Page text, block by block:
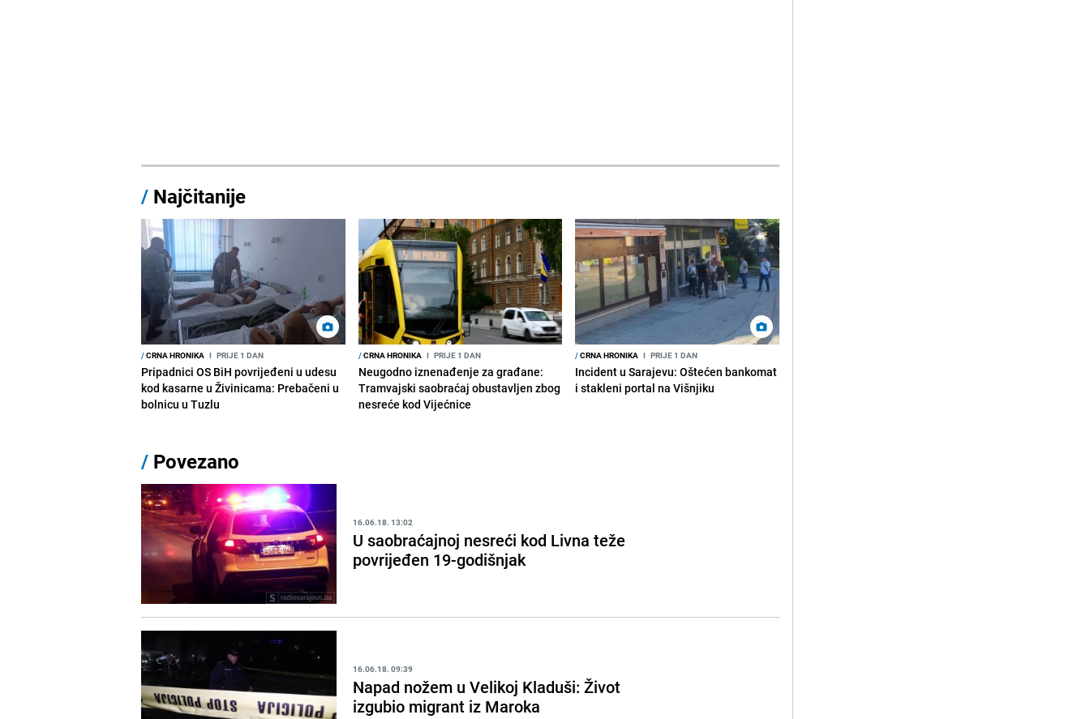
/ Najčitanije
/CRNA HRONIKA I PRIJE 1 DAN
Pripadnici OS BiH povrijeđeni u udesu
kod kasarne u Živinicama: Prebačeni u
bolnicu u Tuzlu
/CRNA HRONIKA I PRIJE 1 DAN
Neugodno iznenađenje za građane:
Tramvajski saobraćaj obustavljen zbog
nesreće kod Vijećnice
/CRNA HRONIKA I PRIJE 1 DAN
Incident u Sarajevu: Oštećen bankomat
i stakleni portal na Višnjiku
/ Povezano
16.06.18. 13:02
U saobraćajnoj nesreći kod Livna teže
povrijeđen 19-godišnjak
16.06.18. 09:39
Napad nožem u Velikoj Kladuši: Život
izgubio migrant iz Maroka